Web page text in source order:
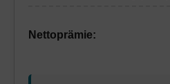
Nettoprämie: